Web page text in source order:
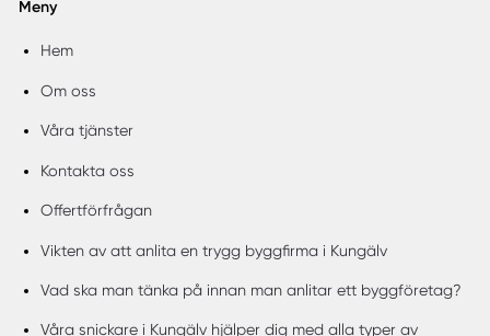
Meny
Hem
Om oss
Våra tjänster
Kontakta oss
Offertförfrågan
Vikten av att anlita en trygg byggfirma i Kungälv
Vad ska man tänka på innan man anlitar ett byggföretag?
Våra snickare i Kungälv hjälper dig med alla typer av